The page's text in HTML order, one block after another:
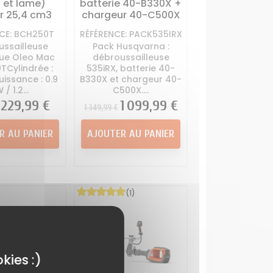
et lame)
25,4 cm3
BCH250T
Oleo Mac
:
: 0.9
/ 1.2...
Prix
229,99 €
AU PANIER
batterie 40-B330X +
chargeur 40-C500X
RÉFÉRENCE: PACK535IRX
Pack Husqvarna :
débroussailleuse
535iRX, batterie 40-
B330X et chargeur 40-
C500X....
Prix
1 349,99 € Prix
1 099,99 €
AJOUTER AU PANIER
(1)
:)